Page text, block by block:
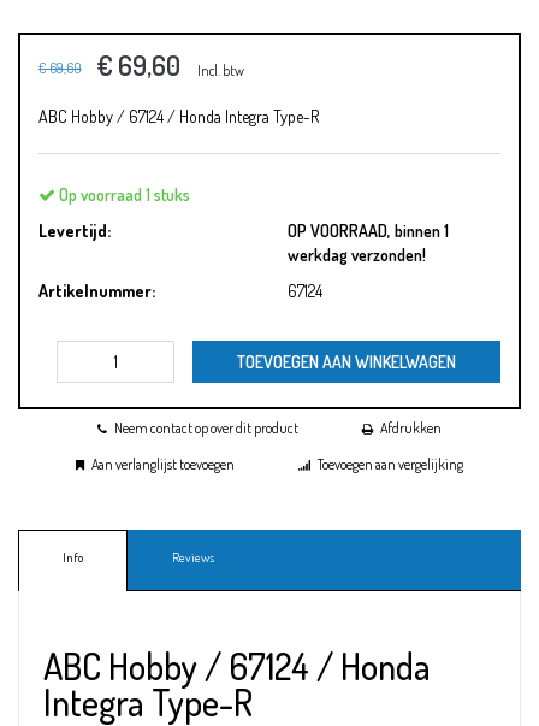
€ 69,60 € 69,60 Incl. btw
ABC Hobby / 67124 / Honda Integra Type-R
Op voorraad 1 stuks
Levertijd:
OP VOORRAAD, binnen 1
werkdag verzonden!
Artikelnummer:
67124
TOEVOEGEN AAN WINKELWAGEN
Neem contact op over dit product
Afdrukken
Aan verlanglijst toevoegen
Toevoegen aan vergelijking
Info Reviews
ABC Hobby / 67124 / Honda
Integra Type-R